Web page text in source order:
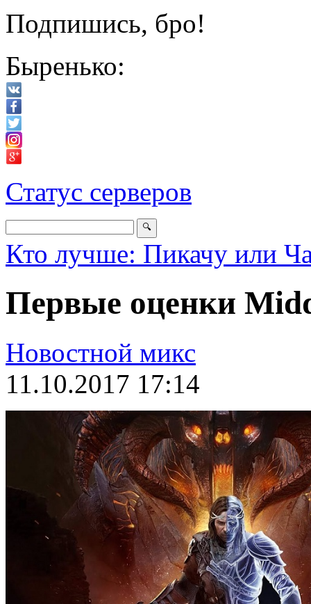
Подпишись, бро!
Быренько:
Статус серверов
Кто лучше: Пикачу или
Первые оценки
Новостной микс
11.10.2017 17:14